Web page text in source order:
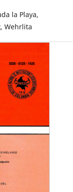
la Playa,
Wehrlita